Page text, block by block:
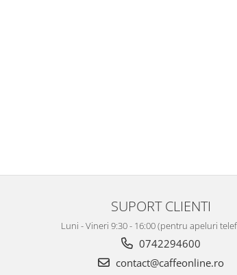
SUPORT CLIENTI
Luni - Vineri 9:30 - 16:00 (pentru apeluri
0742294600
contact@caffeonline.ro